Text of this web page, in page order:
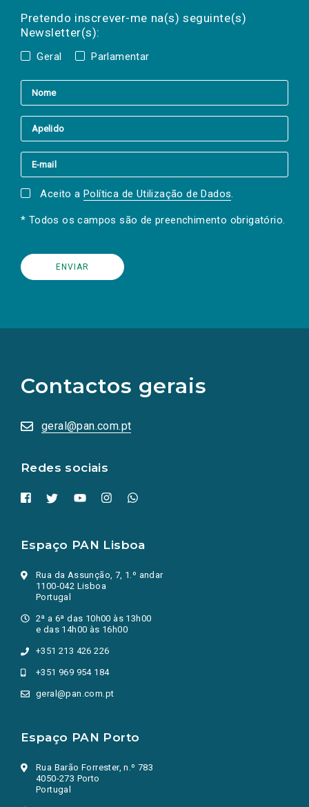
Pretendo inscrever-me na(s) seguinte(s)
Newsletter(s):
Geral Parlamentar
a(s) newsletter(s).
mail
Aceito a Política de Utilização de Dados.
* Todos os campos são de preenchimento obrigatório.
Contactos gerais
geral@pan.com.pt
Redes sociais
redes
sociais
numa
nova
Espaço PAN Lisboa
Rua da Assunção, 7, 1.º andar
1100-042 Lisboa
Portugal
2ª a 6ª das 10h00 às 13h00
e das 14h00 às 16h00
+351 213 426 226
+351 969 954 184
geral@pan.com.pt
Espaço PAN Porto
Rua Barão Forrester, n.º 783
4050-273 Porto
Portugal